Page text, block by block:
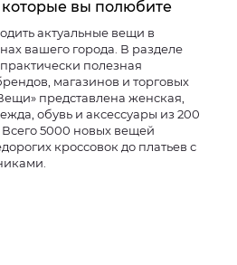
которые вы полюбите
актуальные вещи в
вашего города. В разделе
полезная
магазинов и торговых
представлена женская,
обувь и аксессуары из 200
5000 новых вещей
кроссовок до платьев с